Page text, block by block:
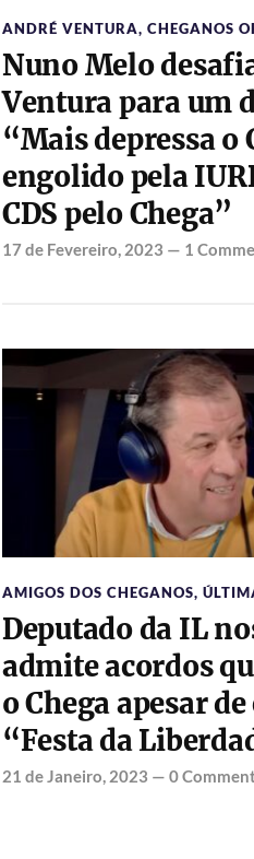
ANDRÉ VENTURA, CHEGANOS
Nuno Melo
Ventura para um
“Mais depressa o
engolido pela
CDS pelo Chega”
17 de Fevereiro, 2023 — 1
AMIGOS DOS CHEGANOS,
Deputado da IL
admite acordos
o Chega apesar
“Festa da
21 de Janeiro, 2023 — 0